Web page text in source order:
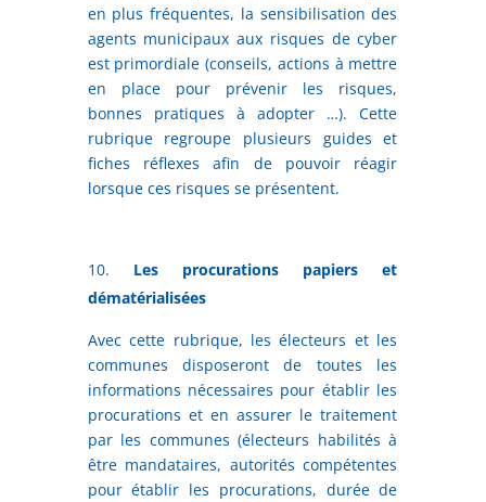
en plus fréquentes, la sensibilisation des
agents municipaux aux risques de cyber
est primordiale (conseils, actions à mettre
en place pour prévenir les risques,
bonnes pratiques à adopter …). Cette
rubrique regroupe plusieurs guides et
fiches réflexes afin de pouvoir réagir
lorsque ces risques se présentent.
Les procurations papiers et
dématérialisées
Avec cette rubrique, les électeurs et les
communes disposeront de toutes les
informations nécessaires pour établir les
procurations et en assurer le traitement
par les communes (électeurs habilités à
être mandataires, autorités compétentes
pour établir les procurations, durée de